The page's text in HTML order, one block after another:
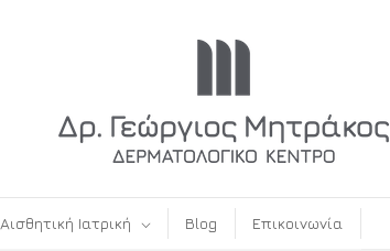
Αισθητική Ιατρική Blog Επικοινωνία